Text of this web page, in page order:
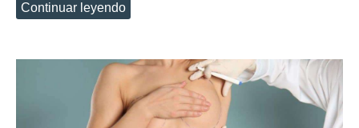
Continuar leyendo